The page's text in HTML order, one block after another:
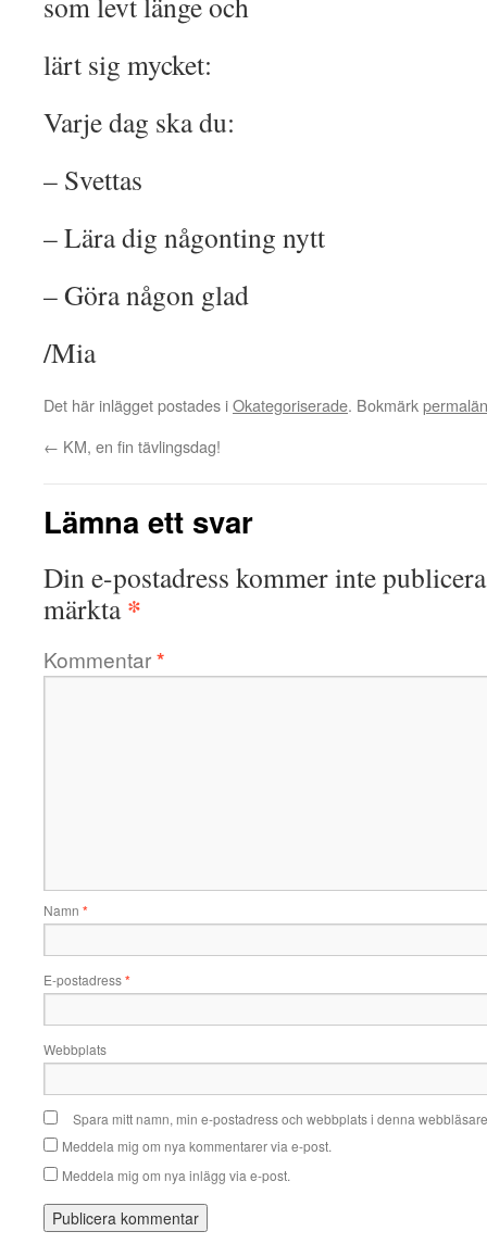
lärt sig mycket:
Varje dag ska du:
– Svettas
– Lära dig någonting nytt
– Göra någon glad
/Mia
Det här inlägget postades iOkategoriserade. Bokmärk
← KM, en fin tävlingsdag!
Lämna ett svar
Din e-postadress kommer inte
märkta*
Kommentar*
Namn *
E-postadress*
Webbplats
Spara mitt namn, min e-postadress och webbplats i denna
Meddela mig om nya kommentarer via e-post.
Meddela mig om nya inlägg via e-post.